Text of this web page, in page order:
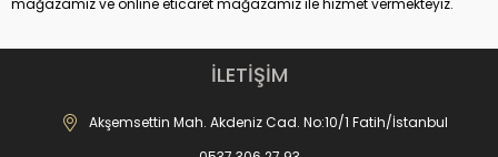
mağazamız ve online eticaret mağazamız ile hizmet vermekteyiz.
Merkez Mağaza:
Akdeniz Cad. No: 10 Fatih-İstanbul
İletişim : 0537 306 81 68
-------------------------------
İLETİŞİM
Akşemsettin Mah. Akdeniz Cad. No:10/1 Fatih/İstanbul